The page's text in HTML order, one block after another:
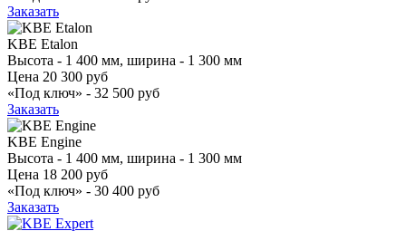
Заказать
KBE Etalon
Высота - 1 400 мм, ширина - 1 300 мм
Цена 20 300 руб
«Под ключ» - 32 500 руб
Заказать
KBE Engine
Высота - 1 400 мм, ширина - 1 300 мм
Цена 18 200 руб
«Под ключ» - 30 400 руб
Заказать